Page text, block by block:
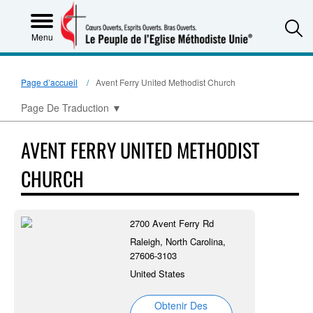
Menu
Page d’accueil Avent Ferry United Methodist Church
Page De Traduction ▼
AVENT FERRY UNITED METHODIST
CHURCH
2700 Avent Ferry Rd
Raleigh, North Carolina,
27606-3103
United States
Obtenir Des